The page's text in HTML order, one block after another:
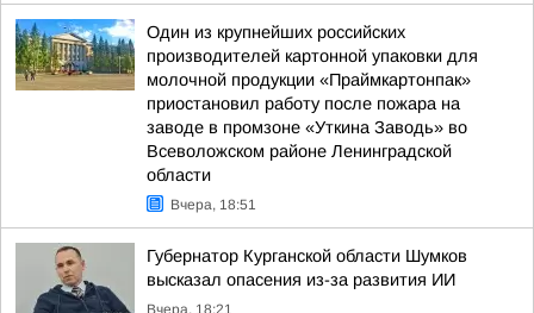
Один из крупнейших российских
производителей картонной упаковки для
молочной продукции «Праймкартонпак»
приостановил работу после пожара на
заводе в промзоне «Уткина Заводь» во
Всеволожском районе Ленинградской
области
Вчера, 18:51
Губернатор Курганской области Шумков
высказал опасения из-за развития ИИ
Вчера, 18:21